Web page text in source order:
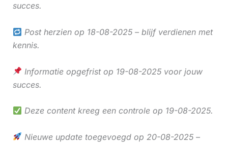
succes.
Post herzien op 18-08-2025 – blijf verdienen met
kennis.
Informatie opgefrist op 19-08-2025 voor jouw
succes.
Deze content kreeg een controle op 19-08-2025.
Nieuwe update toegevoegd op 20-08-2025 –